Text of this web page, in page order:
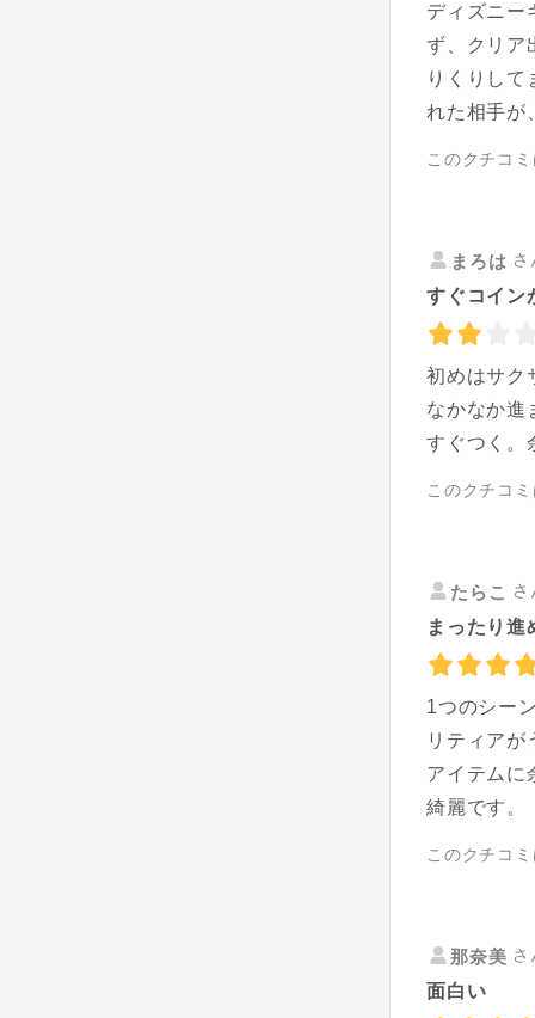
ディズニー
ず、クリア
りくりし
れた相手が
このクチコ
まろは
すぐコイン
初めはサク
なかなか進
すぐつく。
このクチコ
たらこ
まったり進
1つのシー
リティア
アイテムに
綺麗です。
このクチコ
那奈美
面白い